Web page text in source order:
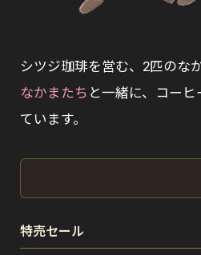
シツジ珈琲を営む、2匹のな
なかまたち と一緒に、コー
ています。
特売セール